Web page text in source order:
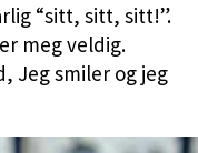
“sitt, sitt, sitt!”.
meg veldig.
Jeg smiler og jeg